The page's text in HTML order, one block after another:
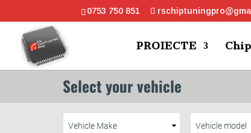
0753 750 851
PROIECTE